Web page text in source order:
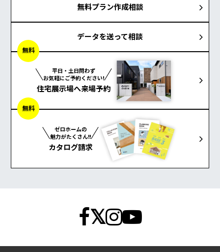
無料プラン作成相談
データを送って相談
平日・土日問わず
お気軽にご予約ください!
住宅展示場へ来場予約
無料
ゼロホームの
魅力がたくさん!!
カタログ請求
無料